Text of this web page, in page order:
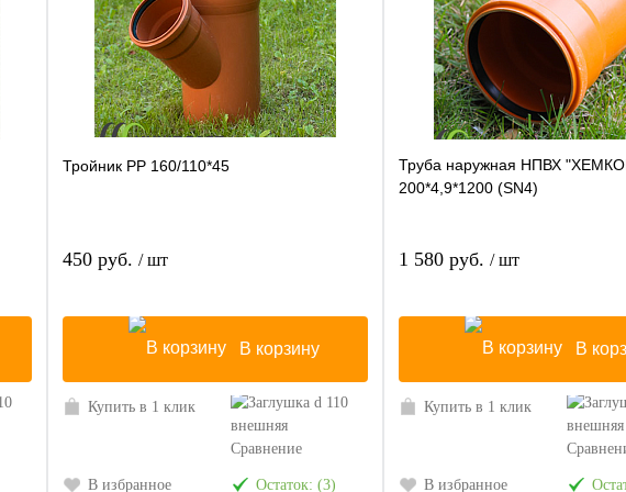
Тройник PP 160/110*45
450 руб. / шт
В корзину
Купить в 1 клик
Сравнение
В избранное Остаток: (3)
Труба наружная НПВХ
200*4,9*1200 (SN4)
1 580 руб. / шт
В
Купить в 1 клик
В избранное